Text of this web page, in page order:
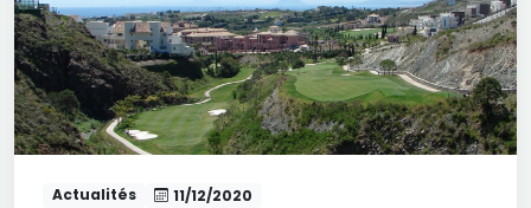
Actualités 11/12/2020